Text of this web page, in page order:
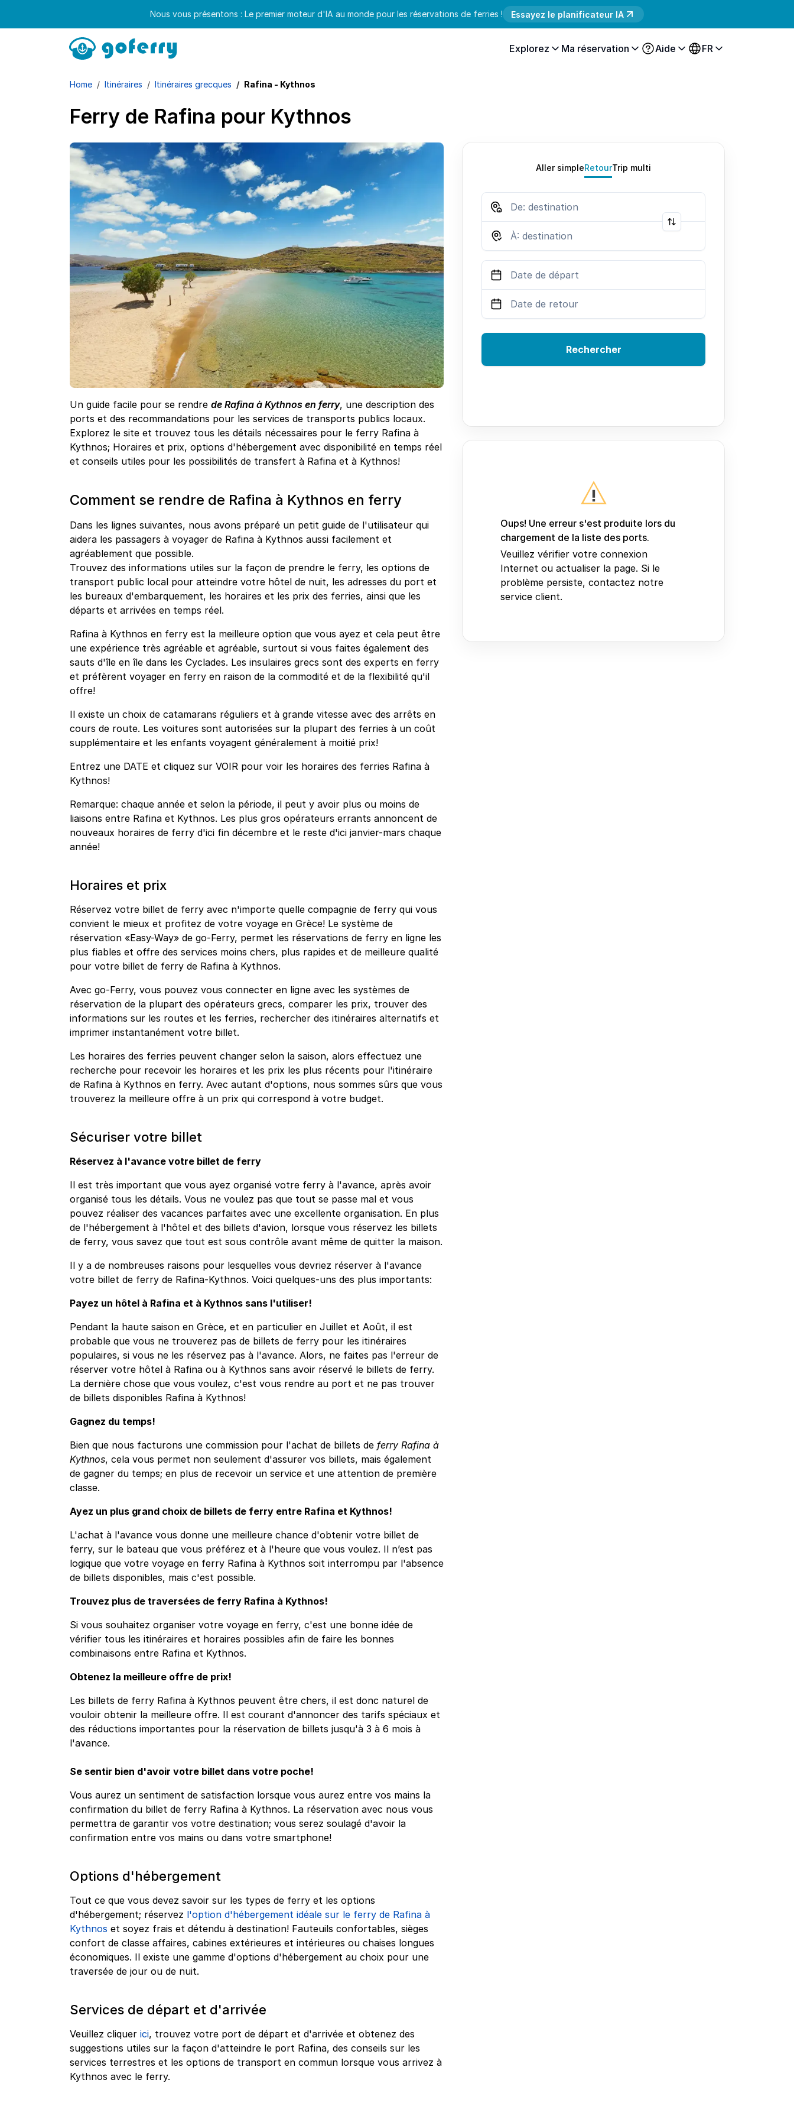
Nous vous présentons : Le premier moteur d'IA au monde pour les réservations de ferries ! Essayez le planificateur IA
Explorez Ma réservation Aide FR
Home Itinéraires Itinéraires grecques Rafina - Kythnos
Ferry de Rafina pour Kythnos
Un guide facile pour se rendre de Rafina à Kythnos en ferry, une description des
ports et des recommandations pour les services de transports publics locaux.
Explorez le site et trouvez tous les détails nécessaires pour le ferry Rafina à
Kythnos; Horaires et prix, options d'hébergement avec disponibilité en temps réel
et conseils utiles pour les possibilités de transfert à Rafina et à Kythnos!
Comment se rendre de Rafina à Kythnos en ferry
Dans les lignes suivantes, nous avons préparé un petit guide de l'utilisateur qui
aidera les passagers à voyager de Rafina à Kythnos aussi facilement et
agréablement que possible.
Trouvez des informations utiles sur la façon de prendre le ferry, les options de
transport public local pour atteindre votre hôtel de nuit, les adresses du port et
les bureaux d'embarquement, les horaires et les prix des ferries, ainsi que les
départs et arrivées en temps réel.
Rafina à Kythnos en ferry est la meilleure option que vous ayez et cela peut être
une expérience très agréable et agréable, surtout si vous faites également des
sauts d'île en île dans les Cyclades. Les insulaires grecs sont des experts en ferry
et préfèrent voyager en ferry en raison de la commodité et de la flexibilité qu'il
offre!
Il existe un choix de catamarans réguliers et à grande vitesse avec des arrêts en
cours de route. Les voitures sont autorisées sur la plupart des ferries à un coût
supplémentaire et les enfants voyagent généralement à moitié prix!
Entrez une DATE et cliquez sur VOIR pour voir les horaires des ferries Rafina à
Kythnos!
Remarque: chaque année et selon la période, il peut y avoir plus ou moins de
liaisons entre Rafina et Kythnos. Les plus gros opérateurs errants annoncent de
nouveaux horaires de ferry d'ici fin décembre et le reste d'ici janvier-mars chaque
année!
Horaires et prix
Réservez votre billet de ferry avec n'importe quelle compagnie de ferry qui vous
convient le mieux et profitez de votre voyage en Grèce! Le système de
réservation «Easy-Way» de go-Ferry, permet les réservations de ferry en ligne les
plus fiables et offre des services moins chers, plus rapides et de meilleure qualité
pour votre billet de ferry de Rafina à Kythnos.
Avec go-Ferry, vous pouvez vous connecter en ligne avec les systèmes de
réservation de la plupart des opérateurs grecs, comparer les prix, trouver des
informations sur les routes et les ferries, rechercher des itinéraires alternatifs et
imprimer instantanément votre billet.
Les horaires des ferries peuvent changer selon la saison, alors effectuez une
recherche pour recevoir les horaires et les prix les plus récents pour l'itinéraire
de Rafina à Kythnos en ferry. Avec autant d'options, nous sommes sûrs que vous
trouverez la meilleure offre à un prix qui correspond à votre budget.
Sécuriser votre billet
Réservez à l'avance votre billet de ferry
Il est très important que vous ayez organisé votre ferry à l'avance, après avoir
organisé tous les détails. Vous ne voulez pas que tout se passe mal et vous
pouvez réaliser des vacances parfaites avec une excellente organisation. En plus
de l'hébergement à l'hôtel et des billets d'avion, lorsque vous réservez les billets
de ferry, vous savez que tout est sous contrôle avant même de quitter la maison.
Il y a de nombreuses raisons pour lesquelles vous devriez réserver à l'avance
votre billet de ferry de Rafina-Kythnos. Voici quelques-uns des plus importants:
Payez un hôtel à Rafina et à Kythnos sans l'utiliser!
Pendant la haute saison en Grèce, et en particulier en Juillet et Août, il est
probable que vous ne trouverez pas de billets de ferry pour les itinéraires
populaires, si vous ne les réservez pas à l'avance. Alors, ne faites pas l'erreur de
réserver votre hôtel à Rafina ou à Kythnos sans avoir réservé le billets de ferry.
La dernière chose que vous voulez, c'est vous rendre au port et ne pas trouver
de billets disponibles Rafina à Kythnos!
Gagnez du temps!
Bien que nous facturons une commission pour l'achat de billets de ferry Rafina à
Kythnos, cela vous permet non seulement d'assurer vos billets, mais également
de gagner du temps; en plus de recevoir un service et une attention de première
classe.
Ayez un plus grand choix de billets de ferry entre Rafina et Kythnos!
L'achat à l'avance vous donne une meilleure chance d'obtenir votre billet de
ferry, sur le bateau que vous préférez et à l'heure que vous voulez. Il n’est pas
logique que votre voyage en ferry Rafina à Kythnos soit interrompu par l'absence
de billets disponibles, mais c'est possible.
Trouvez plus de traversées de ferry Rafina à Kythnos!
Si vous souhaitez organiser votre voyage en ferry, c'est une bonne idée de
vérifier tous les itinéraires et horaires possibles afin de faire les bonnes
combinaisons entre Rafina et Kythnos.
Obtenez la meilleure offre de prix!
Les billets de ferry Rafina à Kythnos peuvent être chers, il est donc naturel de
vouloir obtenir la meilleure offre. Il est courant d'annoncer des tarifs spéciaux et
des réductions importantes pour la réservation de billets jusqu'à 3 à 6 mois à
l'avance.
Se sentir bien d'avoir votre billet dans votre poche!
Vous aurez un sentiment de satisfaction lorsque vous aurez entre vos mains la
confirmation du billet de ferry Rafina à Kythnos. La réservation avec nous vous
permettra de garantir vos votre destination; vous serez soulagé d'avoir la
confirmation entre vos mains ou dans votre smartphone!
Options d'hébergement
Tout ce que vous devez savoir sur les types de ferry et les options
d'hébergement; réservez l'option d'hébergement idéale sur le ferry de Rafina à
Kythnos et soyez frais et détendu à destination! Fauteuils confortables, sièges
confort de classe affaires, cabines extérieures et intérieures ou chaises longues
économiques. Il existe une gamme d'options d'hébergement au choix pour une
traversée de jour ou de nuit.
Services de départ et d'arrivée
Veuillez cliquer ici, trouvez votre port de départ et d'arrivée et obtenez des
suggestions utiles sur la façon d'atteindre le port Rafina, des conseils sur les
services terrestres et les options de transport en commun lorsque vous arrivez à
Kythnos avec le ferry.
Aller simpleRetourTrip multi
Rechercher
Oups! Une erreur s'est produite lors du
chargement de la liste des ports.
Veuillez vérifier votre connexion
Internet ou actualiser la page. Si le
problème persiste, contactez notre
service client.